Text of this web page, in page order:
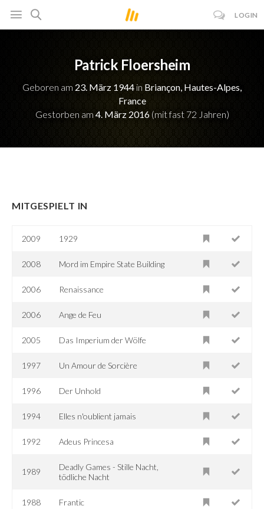
LOGIN
Patrick Floersheim
Geboren am 23. März 1944 in Briançon, Hautes-Alpes,
France
Gestorben am 4. März 2016(mit fast 72 Jahren)
MITGESPIELT IN
2009 1929
2008 Mord im Empire State Building
2006 Renaissance
2006 Ange de Feu
2005 Das Imperium der Wölfe
1997 Un Amour de Sorcière
1996 Der Unhold
1994 Elles n'oublient jamais
1992 Adeus Princesa
1989
Deadly Games - Stille Nacht,
tödliche Nacht
1988 Frantic